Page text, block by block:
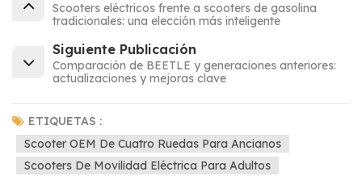
Scooters eléctricos frente a scooters de gasolina
tradicionales: una elección más inteligente
Siguiente Publicación
Comparación de BEETLE y generaciones anteriores:
actualizaciones y mejoras clave
ETIQUETAS :
Scooter OEM De Cuatro Ruedas Para Ancianos
Scooters De Movilidad Eléctrica Para Adultos